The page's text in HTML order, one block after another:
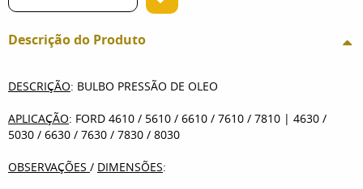
Descrição do Produto
DESCRIÇÃO: BULBO PRESSÃO DE OLEO
APLICAÇÃO: FORD 4610 / 5610 / 6610 / 7610 / 7810 | 4630 /
5030 / 6630 / 7630 / 7830 / 8030
OBSERVAÇÕES / DIMENSÕES: